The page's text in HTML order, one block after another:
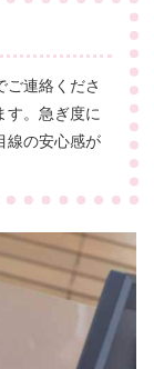
ご連絡くださ
す。急ぎ度に
線の安心感が